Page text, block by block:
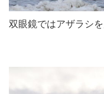
双眼鏡ではアザラシ